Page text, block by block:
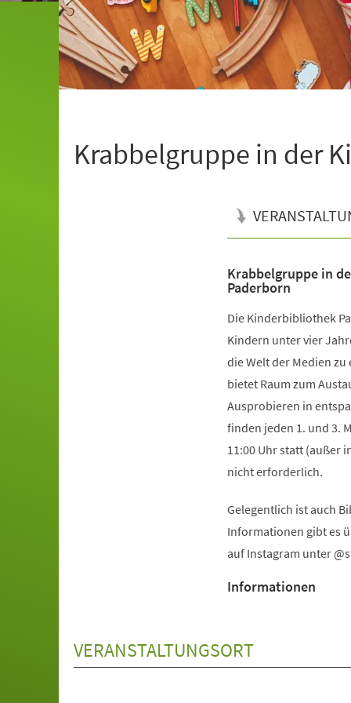
Krabbelgruppe in der
Krabbelgruppe in
Paderborn
Die Kinderbibliothek
Kindern unter vier
die Welt der Medien
bietet Raum zum
Ausprobieren in
finden jeden 1. und 3.
11:00 Uhr statt (außer
nicht erforderlich.
Gelegentlich ist auch
Informationen gibt es
auf Instagram unter
Informationen
VERANSTALTUNGSORT